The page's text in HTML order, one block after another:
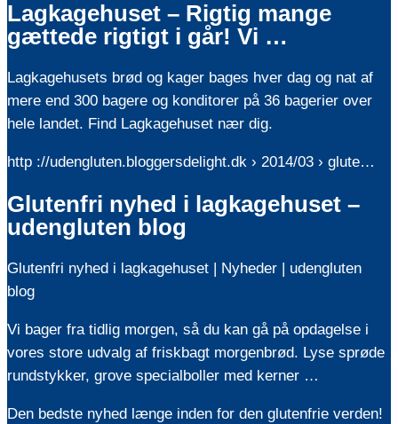
Lagkagehuset – Rigtig mange
gættede rigtigt i går! Vi …
Lagkagehusets brød og kager bages hver dag og nat af
mere end 300 bagere og konditorer på 36 bagerier over
hele landet. Find Lagkagehuset nær dig.
http ://udengluten.bloggersdelight.dk › 2014/03 › glute…
Glutenfri nyhed i lagkagehuset –
udengluten blog
Glutenfri nyhed i lagkagehuset | Nyheder | udengluten
blog
Vi bager fra tidlig morgen, så du kan gå på opdagelse i
vores store udvalg af friskbagt morgenbrød. Lyse sprøde
rundstykker, grove specialboller med kerner …
Den bedste nyhed længe inden for den glutenfrie verden!